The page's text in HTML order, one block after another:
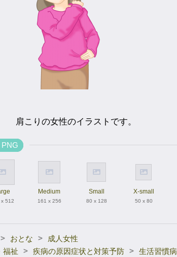
肩こりの女性のイラストです。
PNG
512
Medium
161 x 256
Small
80 x 128
X-small
50 x 80
> おとな >
成人女性
福祉
> 疾病の原因症状と対策予防 > 生活習慣病